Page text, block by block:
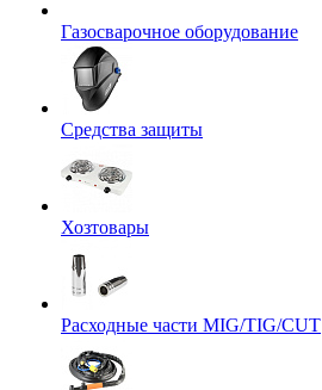
Газосварочное оборудование
Средства защиты
Хозтовары
Расходные части MIG/TIG/CUT